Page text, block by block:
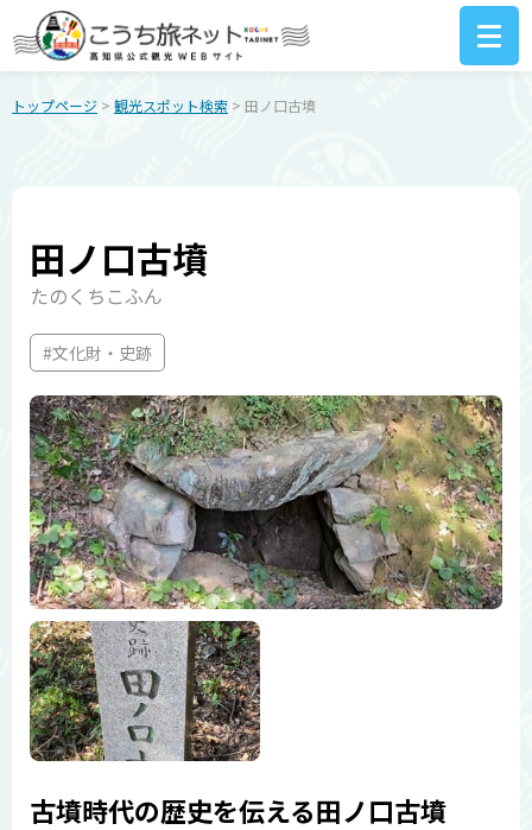
トップページ > 観光スポット検索 > 田ノ口古墳
田ノ口古墳
たのくちこふん
#文化財・史跡
古墳時代の歴史を伝える田ノ口古墳